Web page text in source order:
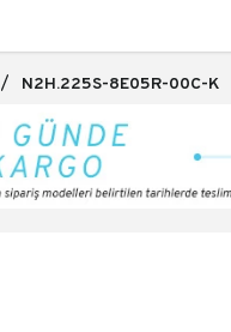
N2H.225S-8E05R-00C-K